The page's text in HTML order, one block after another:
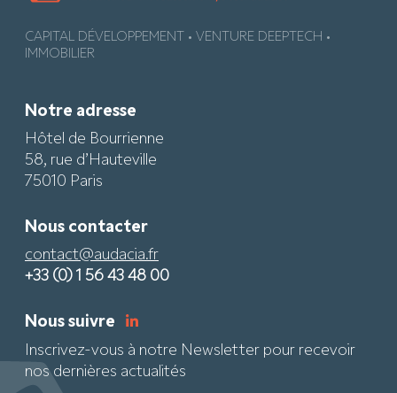
CAPITAL DÉVELOPPEMENT • VENTURE DEEPTECH •
IMMOBILIER
Notre adresse
Hôtel de Bourrienne
58, rue d’Hauteville
75010 Paris
Nous contacter
contact@audacia.fr
+33 (0) 1 56 43 48 00
Nous suivre
Inscrivez-vous à notre Newsletter pour recevoir
nos dernières actualités